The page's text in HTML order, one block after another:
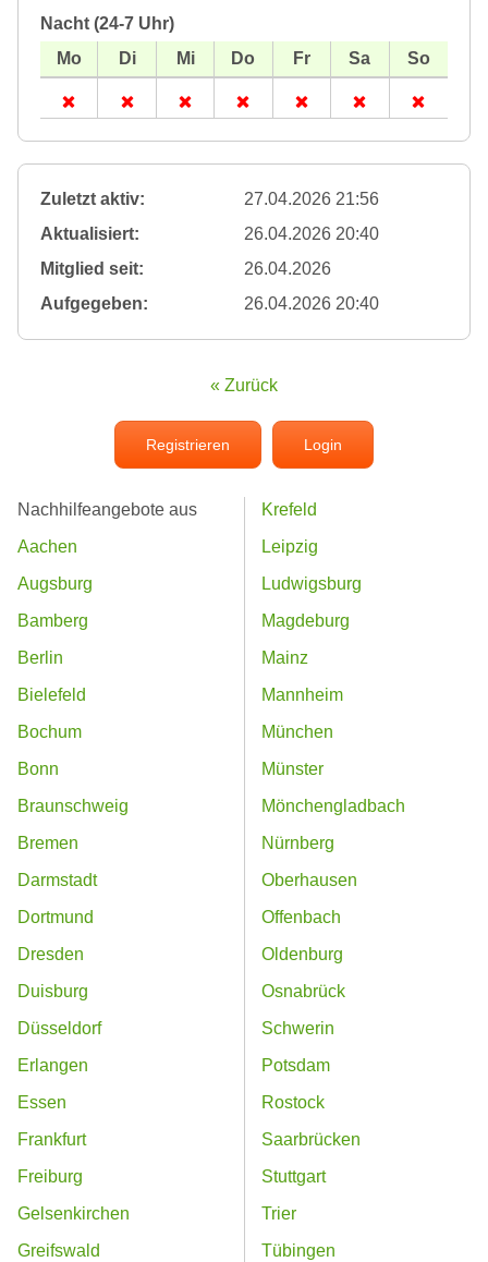
Nacht (24-7 Uhr)
Zuletzt aktiv:
27.04.2026 21:56
Aktualisiert:
26.04.2026 20:40
Mitglied seit:
26.04.2026
Aufgegeben:
26.04.2026 20:40
« Zurück
Registrieren Login
Nachhilfeangebote aus
Aachen
Augsburg
Bamberg
Berlin
Bielefeld
Bochum
Bonn
Braunschweig
Bremen
Darmstadt
Dortmund
Dresden
Duisburg
Düsseldorf
Erlangen
Essen
Frankfurt
Freiburg
Gelsenkirchen
Greifswald
Krefeld
Leipzig
Ludwigsburg
Magdeburg
Mainz
Mannheim
München
Münster
Mönchengladbach
Nürnberg
Oberhausen
Offenbach
Oldenburg
Osnabrück
Schwerin
Potsdam
Rostock
Saarbrücken
Stuttgart
Trier
Tübingen